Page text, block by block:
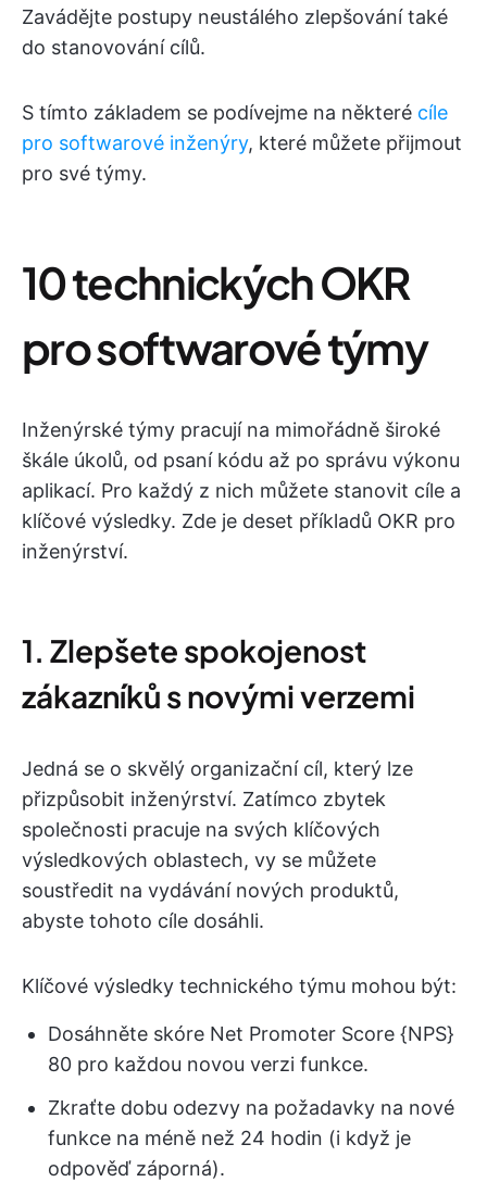
Zavádějte postupy neustálého zlepšování také
do stanovování cílů.
S tímto základem se podívejme na některé cíle
pro softwarové inženýry, které můžete přijmout
pro své týmy.
10 technických OKR
pro softwarové týmy
Inženýrské týmy pracují na mimořádně široké
škále úkolů, od psaní kódu až po správu výkonu
aplikací. Pro každý z nich můžete stanovit cíle a
klíčové výsledky. Zde je deset příkladů OKR pro
inženýrství.
1. Zlepšete spokojenost
zákazníků s novými verzemi
Jedná se o skvělý organizační cíl, který lze
přizpůsobit inženýrství. Zatímco zbytek
společnosti pracuje na svých klíčových
výsledkových oblastech, vy se můžete
soustředit na vydávání nových produktů,
abyste tohoto cíle dosáhli.
Klíčové výsledky technického týmu mohou být:
Dosáhněte skóre Net Promoter Score {NPS}
80 pro každou novou verzi funkce.
Zkraťte dobu odezvy na požadavky na nové
funkce na méně než 24 hodin (i když je
odpověď záporná).